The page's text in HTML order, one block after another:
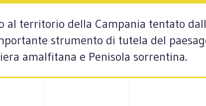
al territorio della Campania tentato
strumento di tutela del
amalfitana e Penisola sorrentina.